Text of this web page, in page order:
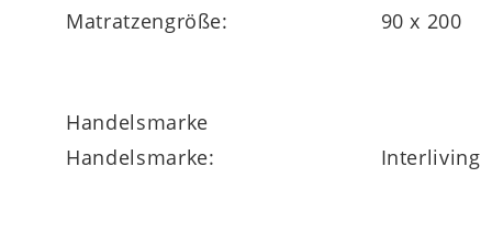
Die integrierte Sitzkantenstabilisierung
Matratzengröße:
90 x 200
Handelsmarke
Handelsmarke:
Interliving